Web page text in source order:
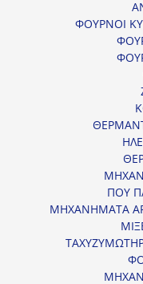
ΦΟΥΡΝΟΙ
ΠΟΥ
ΜΗΧΑΝΗΜΑΤΑ